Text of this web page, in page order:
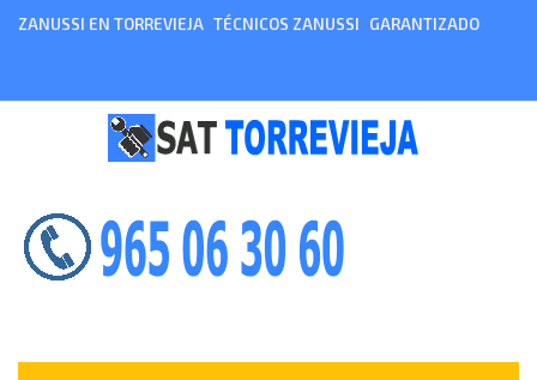
ZANUSSI EN TORREVIEJA TÉCNICOS ZANUSSI GARANTIZADO